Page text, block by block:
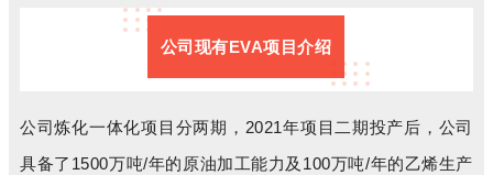
公司现有EVA项目介绍
公司炼化一体化项目分两期，2021年项目二期投产后，公司
具备了1500万吨/年的原油加工能力及100万吨/年的乙烯生产